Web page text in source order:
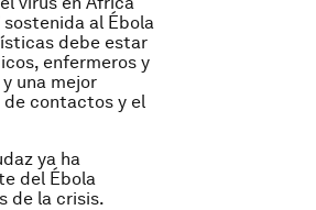
al Ébola
debe estar
enfermeros y
una mejor
contactos y el
ya ha
del Ébola
de la crisis.